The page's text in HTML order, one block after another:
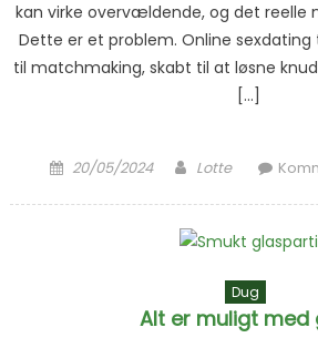
kan virke overvældende, og det reelle
Dette er et problem. Online
til matchmaking, skabt til at løsne
[…]
Posted on
20/05/2024 Author
Lotte
Dug
Alt er muligt med